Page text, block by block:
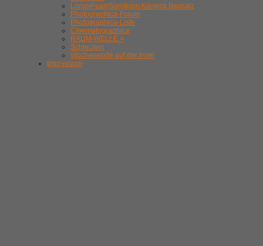
Lomo/Pearl/Somikron Kamera Bausatz
Photographica-Forum
Photographica-Liste
Cinematographica
RAUM-WELLE >
Schleusen
Wochenende auf der Insel
Impressum